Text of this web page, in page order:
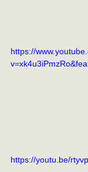
https://
https://youtu.be/